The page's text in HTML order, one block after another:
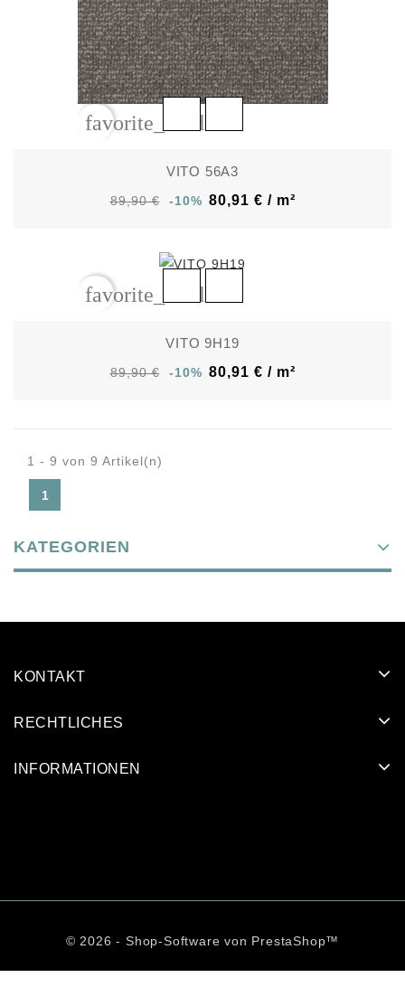
favorite_border
VITO 56A3
89,90 € -10% 80,91 € / m²
favorite_border
VITO 9H19
89,90 € -10% 80,91 € / m²
1 - 9 von 9 Artikel(n)
1
KATEGORIEN
KONTAKT
RECHTLICHES
INFORMATIONEN
© 2026 - Shop-Software von PrestaShop™